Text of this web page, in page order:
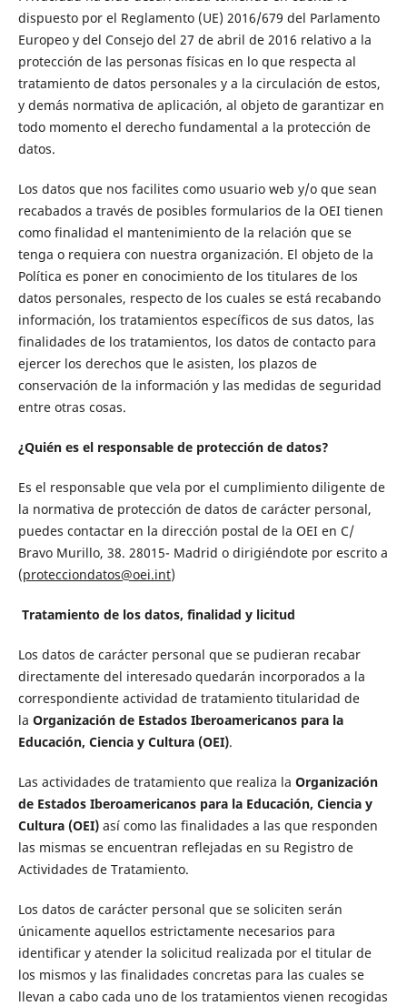
dispuesto por el Reglamento (UE) 2016/679 del Parlamento
Europeo y del Consejo del 27 de abril de 2016 relativo a la
protección de las personas físicas en lo que respecta al
tratamiento de datos personales y a la circulación de estos,
y demás normativa de aplicación, al objeto de garantizar en
todo momento el derecho fundamental a la protección de
datos.
Los datos que nos facilites como usuario web y/o que sean
recabados a través de posibles formularios de la OEI tienen
como finalidad el mantenimiento de la relación que se
tenga o requiera con nuestra organización. El objeto de la
Política es poner en conocimiento de los titulares de los
datos personales, respecto de los cuales se está recabando
información, los tratamientos específicos de sus datos, las
finalidades de los tratamientos, los datos de contacto para
ejercer los derechos que le asisten, los plazos de
conservación de la información y las medidas de seguridad
entre otras cosas.
¿Quién es el responsable de protección de datos?
Es el responsable que vela por el cumplimiento diligente de
la normativa de protección de datos de carácter personal,
puedes contactar en la dirección postal de la OEI en C/
Bravo Murillo, 38. 28015- Madrid o dirigiéndote por escrito a
(protecciondatos@oei.int)
Tratamiento de los datos, finalidad y licitud
Los datos de carácter personal que se pudieran recabar
directamente del interesado quedarán incorporados a la
correspondiente actividad de tratamiento titularidad de
la Organización de Estados Iberoamericanos para la
Educación, Ciencia y Cultura (OEI).
Las actividades de tratamiento que realiza la Organización
de Estados Iberoamericanos para la Educación, Ciencia y
Cultura (OEI)así como las finalidades a las que responden
las mismas se encuentran reflejadas en su Registro de
Actividades de Tratamiento.
Los datos de carácter personal que se soliciten serán
únicamente aquellos estrictamente necesarios para
identificar y atender la solicitud realizada por el titular de
los mismos y las finalidades concretas para las cuales se
llevan a cabo cada uno de los tratamientos vienen recogidas